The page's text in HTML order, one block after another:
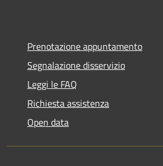
Prenotazione appuntamento
Segnalazione disservizio
Leggi le FAQ
Richiesta assistenza
Open data